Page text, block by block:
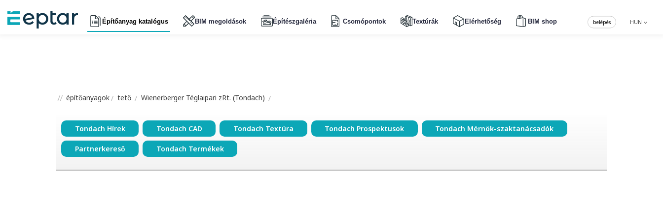
Építőanyag katalógus BIM megoldások Építészgaléria Csomópontok Textúrák Elérhetőség BIM shop HUN
belépés
építőanyagok tető Wienerberger Téglaipari zRt. (Tondach)
Tondach Hírek Tondach CAD Tondach Textúra Tondach Prospektusok Tondach Mérnök-szaktanácsadók
Partnerkereső Tondach Termékek